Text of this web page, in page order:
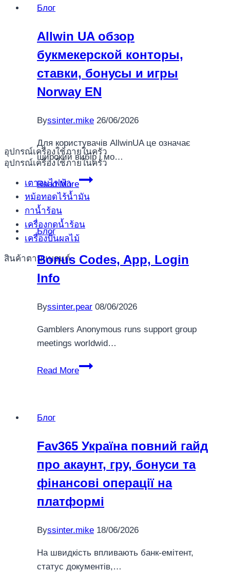
อุปกรณ์เครื่องใช้ภายในครัว
อุปกรณ์เครื่องใช้ภายในครัว
เตาอบไฟฟ้า
หม้อทอดไร้น้ำมัน
กาน้ำร้อน
เครื่องกดน้ำร้อน
เครื่องปั่นผลไม้
สินค้าตามแบรนด์
касою,
бонусами
live
секцією
Блог
Allwin UA обзор
букмекерской конторы,
ставки, бонусы и игры
Norway EN
Byssinter.mike 26/06/2026
Для користувачів AllwinUA це означає
широкий вибір і мо…
Read More
Allwin
UA
букмекерской
конторы,
бонусы
Norway
Блог
Bonus Codes, App, Login
Info
Byssinter.pear 08/06/2026
Gamblers Anonymous runs support group
meetings worldwid…
Read More
Bonus
Блог
Fav365 Україна повний гайд
про акаунт, гру, бонуси та
фінансові операції на
платформі
Byssinter.mike 18/06/2026
На швидкість впливають банк-емітент,
статус документів,…